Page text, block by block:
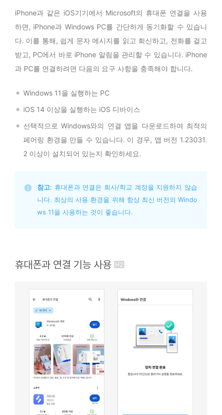
iPhone과 같은 iOS기기에서 Microsoft의 휴대폰 연결을 사용
하면, iPhone과 Windows PC를 간단하게 동기화할 수 있습니
다. 이를 통해, 쉽게 문자 메시지를 읽고 회신하고, 전화를 걸고
받고, PC에서 바로 iPhone 알림을 관리할 수 있습니다. iPhone
과 PC를 연결하려면 다음의 요구 사항을 충족해야 합니다.
Windows 11을 실행하는 PC
iOS 14 이상을 실행하는 iOS 디바이스
선택적으로 Windows와의 연결 앱을 다운로드하여 최적의
페어링 환경을 만들 수 있습니다. 이 경우, 앱 버전 1.23031.
2 이상이 설치되어 있는지 확인하세요.
참고: 휴대폰과 연결은 회사/학교 계정을 지원하지 않습
니다. 최상의 사용 환경을 위해 항상 최신 버전의 Windo
ws 11을 사용하는 것이 좋습니다.
휴대폰과 연결 기능 사용